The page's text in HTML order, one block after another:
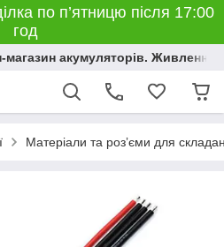
по п’ятницю після 17:00
год
акумуляторів. Живлення,
Матеріали та розʼєми для